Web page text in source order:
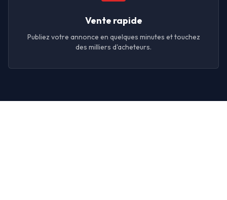
Vente rapide
Publiez votre annonce en quelques minutes et touchez
des milliers d'acheteurs.